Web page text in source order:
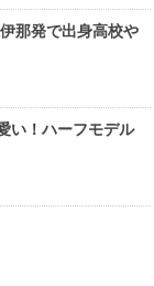
那発で出身高校や
い！ハーフモデル